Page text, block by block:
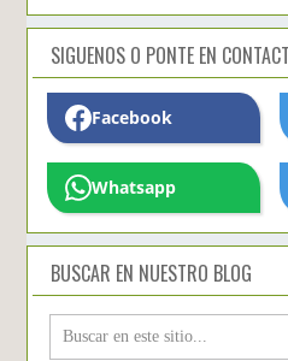
SIGUENOS O PONTE EN
Facebook
Whatsapp
BUSCAR EN NUESTRO BLOG